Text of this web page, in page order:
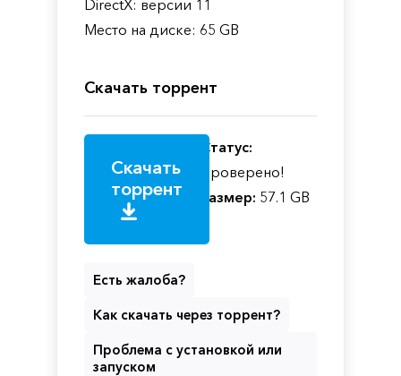
DirectX: версии 11
Место на диске: 65 GB
Скачать торрент
Скачать
торрент
Статус:
Проверено!
Размер: 57.1 GB
Есть жалоба?
Как скачать через торрент?
Проблема с установкой или
запуском